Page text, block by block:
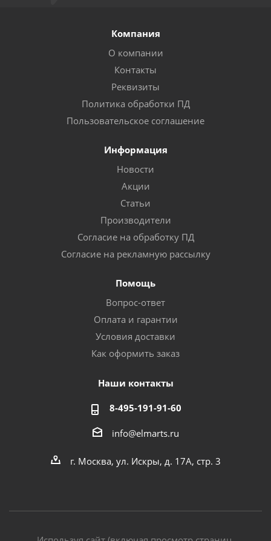
Компания
О компании
Контакты
Реквизиты
Политика обработки ПД
Пользовательское соглашение
Информация
Новости
Акции
Статьи
Производители
Согласие на обработку ПД
Согласие на рекламную рассылку
Помощь
Вопрос-ответ
Оплата и гарантии
Условия доставки
Как оформить заказ
Наши контакты
8-495-191-91-60
info@elmarts.ru
г. Москва, ул. Искры, д. 17А, стр. 3